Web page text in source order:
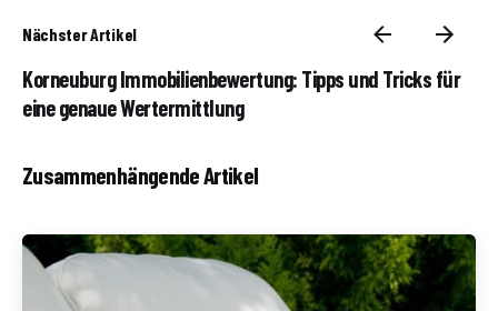
Nächster Artikel
Korneuburg Immobilienbewertung: Tipps und Tricks für
eine genaue Wertermittlung
Zusammenhängende Artikel